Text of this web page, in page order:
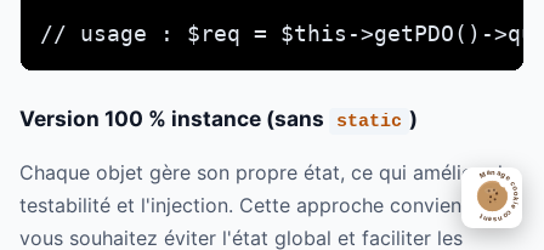
// usage : $req = $this->getPDO()-
Version 100 % instance (sans static )
Chaque objet gère son propre état, ce qui améliore la
testabilité et l'injection. Cette approche convient si
vous souhaitez éviter l'état global et faciliter les
Manage cookie consent